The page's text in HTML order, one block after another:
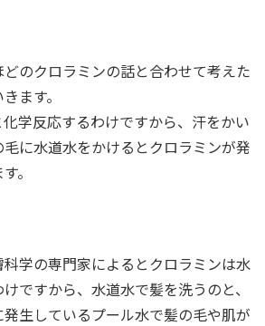
のクロラミンの話と合わせて考えた
ます。
学反応するわけですから、汗をかい
に水道水をかけるとクロラミンが発
。
学の専門家によるとクロラミンは水
ですから、水道水で髪を洗うのと、
生しているプール水で髪の毛や肌が